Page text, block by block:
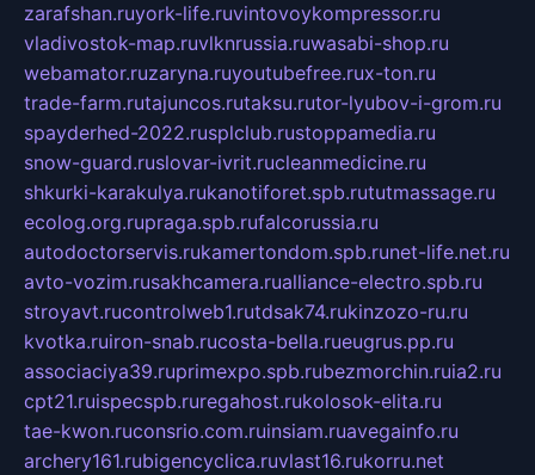
zarafshan.ruyork-life.ruvintovoykompressor.ru
vladivostok-map.ruvlknrussia.ruwasabi-shop.ru
webamator.ruzaryna.ruyoutubefree.rux-ton.ru
trade-farm.rutajuncos.rutaksu.rutor-lyubov-i-grom.ru
spayderhed-2022.rusplclub.rustoppamedia.ru
snow-guard.ruslovar-ivrit.rucleanmedicine.ru
shkurki-karakulya.rukanotiforet.spb.rututmassage.ru
ecolog.org.rupraga.spb.rufalcorussia.ru
autodoctorservis.rukamertondom.spb.runet-life.net.ru
avto-vozim.rusakhcamera.rualliance-electro.spb.ru
stroyavt.rucontrolweb1.rutdsak74.rukinzozo-ru.ru
kvotka.ruiron-snab.rucosta-bella.rueugrus.pp.ru
associaciya39.ruprimexpo.spb.rubezmorchin.ruia2.ru
cpt21.ruispecspb.ruregahost.rukolosok-elita.ru
tae-kwon.ruconsrio.com.ruinsiam.ruavegainfo.ru
archery161.rubigencyclica.ruvlast16.rukorru.net